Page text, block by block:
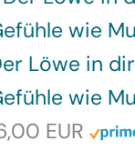
Löwe in
wie
EUR